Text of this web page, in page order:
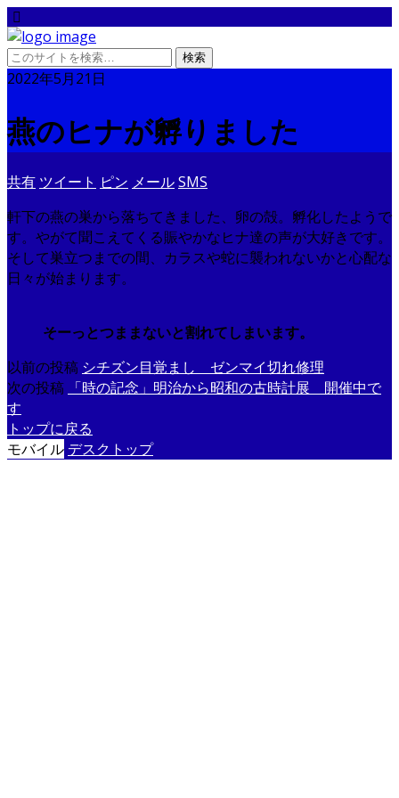
2022年5月21日
燕のヒナが孵りました
共有 ツイート ピン メールSMS
軒下の燕の巣から落ちてきました、卵の殻。孵化したようで
す。やがて聞こえてくる賑やかなヒナ達の声が大好きです。
そして巣立つまでの間、カラスや蛇に襲われないかと心配な
日々が始まります。
そーっとつままないと割れてしまいます。
以前の投稿 シチズン目覚まし ゼンマイ切れ修理
次の投稿 「時の記念」明治から昭和の古時計展 開催中で
す
トップに戻る
モバイル デスクトップ